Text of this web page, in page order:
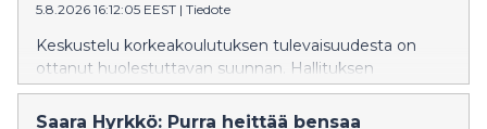
5.8.2026 16:12:05 EEST | Tiedote
Keskustelu korkeakoulutuksen tulevaisuudesta on
ottanut huolestuttavan suunnan. Hallituksen
suunnittelemat muutokset eivät ole yksittäisiä teknisiä
uudistuksia, vaan ne näyttävät olevan osa kehitystä,
Saara Hyrkkö: Purra heittää bensaa